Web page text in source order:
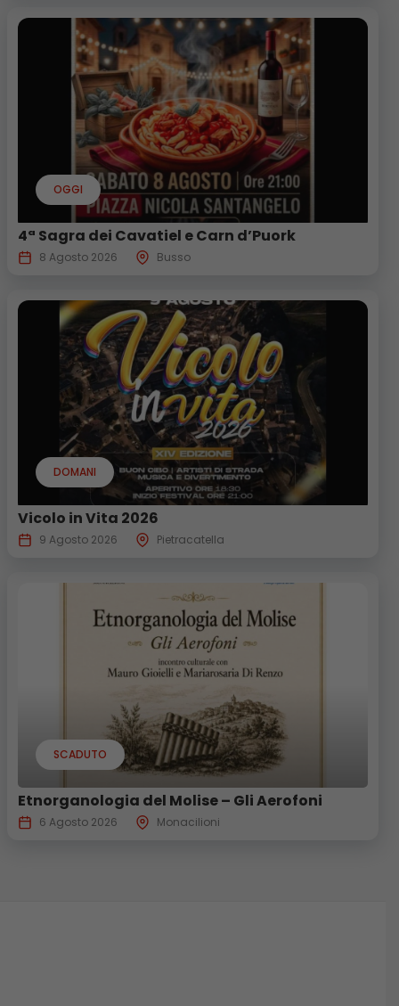
OGGI
4ª Sagra dei Cavatiel e Carn d’Puork
8 Agosto 2026 Busso
DOMANI
Vicolo in Vita 2026
9 Agosto 2026 Pietracatella
SCADUTO
Etnorganologia del Molise – Gli Aerofoni
6 Agosto 2026 Monacilioni